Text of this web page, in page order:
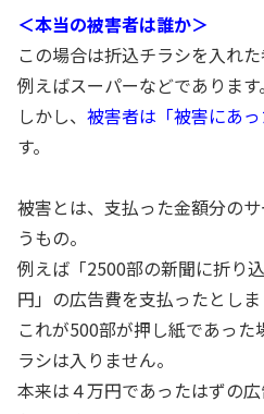
＜本当の被害者は誰か＞
この場合は折込チラシを入れた
例えばスーパーなどであります。
しかし、 被害者は「被害にあっ
す。
被害とは、支払った金額分の
うもの。
例えば「2500部の新聞に折り
円」の広告費を支払ったとしま
これが500部が押し紙であっ
ラシは入りません。
本来は４万円であったはずの